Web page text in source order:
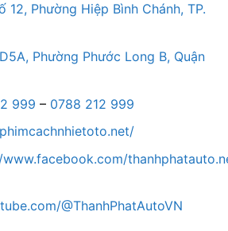
12, Phường Hiệp Bình Chánh, TP.
Phường Phước Long B, Quận
999 – 0788 212 999
@ThanhPhatAutoVN